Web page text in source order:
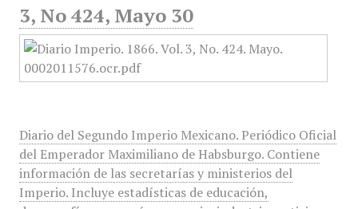
3, No 424, Mayo 30
Diario del Segundo Imperio Mexicano. Periódico Oficial
del Emperador Maximiliano de Habsburgo. Contiene
información de las secretarías y ministerios del
Imperio. Incluye estadísticas de educación,